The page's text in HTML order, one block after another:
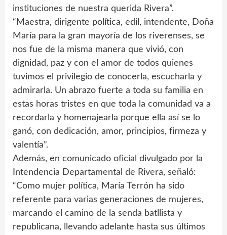
instituciones de nuestra querida Rivera”.
“Maestra, dirigente política, edil, intendente, Doña
María para la gran mayoría de los riverenses, se
nos fue de la misma manera que vivió, con
dignidad, paz y con el amor de todos quienes
tuvimos el privilegio de conocerla, escucharla y
admirarla. Un abrazo fuerte a toda su familia en
estas horas tristes en que toda la comunidad va a
recordarla y homenajearla porque ella así se lo
ganó, con dedicación, amor, principios, firmeza y
valentía”.
Además, en comunicado oficial divulgado por la
Intendencia Departamental de Rivera, señaló:
“Como mujer política, María Terrón ha sido
referente para varias generaciones de mujeres,
marcando el camino de la senda batllista y
republicana, llevando adelante hasta sus últimos